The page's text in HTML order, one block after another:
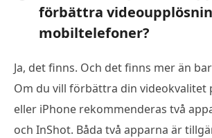
förbättra
mobiltelefoner?
Ja, det finns. Och det finns mer än
Om du vill förbättra din videokvalitet
eller iPhone rekommenderas två
och InShot. Båda två apparna är